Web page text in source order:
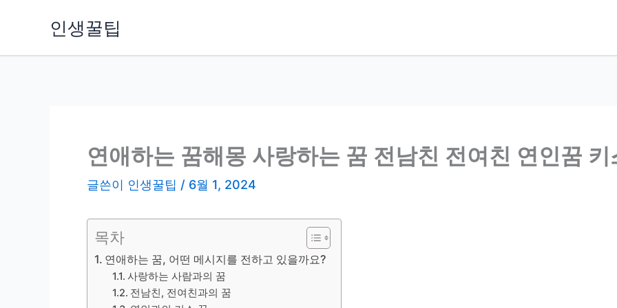
인생꿀팁
연애하는 꿈해몽 사랑하는 꿈 전남친 전여친 연인꿈 키
글쓴이 인생꿀팁 / 6월 1, 2024
목차
연애하는 꿈, 어떤 메시지를 전하고 있을까요?
사랑하는 사람과의 꿈
전남친, 전여친과의 꿈